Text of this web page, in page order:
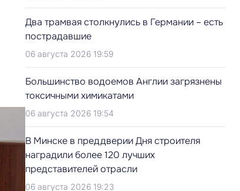
Два трамвая столкнулись в Германии – есть
пострадавшие
06 августа 2026 19:59
Большинство водоемов Англии загрязнены
токсичными химикатами
06 августа 2026 19:54
В Минске в преддверии Дня строителя
наградили более 120 лучших
представителей отрасли
06 августа 2026 19:23